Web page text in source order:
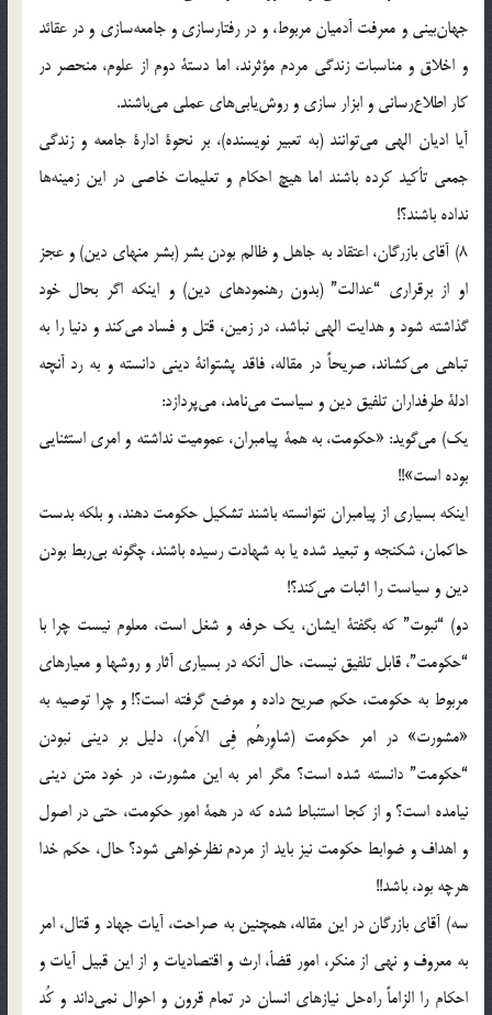
جهان‌بینی‌ و معرفت‌ آدمیان‌ مربوط، و در رفتارسازی‌ و جامعه‌سازی‌ و در عقائد
و اخلاق‌ و مناسبات‌ زندگی‌ مردم‌ مؤ‌ثرند، اما دستة‌ دوم‌ از علوم، منحصر در
کار اطلاع‌رسانی‌ و ابزار سازی‌ و روش‌یابی‌های‌ عملی‌ می‌باشند.
آیا ادیان‌ الهی‌ می‌توانند (به‌ تعبیر نویسنده)، بر نحوة‌ ادارة‌ جامعه‌ و زندگی‌
جمعی‌ تأکید کرده‌ باشند اما هیچ‌ احکام‌ و تعلیمات‌ خاصی‌ در این‌ زمینه‌ها
نداده‌ باشند؟!
8) آقای‌ بازرگان، اعتقاد به‌ جاهل‌ و ظالم‌ بودن‌ بشر (بشر منهای‌ دین) و عجز
او از برقراری‌ “عدالت” (بدون‌ رهنمودهای‌ دین) و اینکه‌ اگر بحال‌ خود
گذاشته‌ شود و هدایت‌ الهی‌ نباشد، در زمین، قتل‌ و فساد می‌کند و دنیا را به‌
تباهی‌ می‌کشاند، صریحاً‌ در مقاله، فاقد پشتوانة‌ دینی‌ دانسته‌ و به‌ رد‌ آنچه‌
ادلة‌ طرفداران‌ تلفیق‌ دین‌ و سیاست‌ می‌نامد، می‌پردازد:
یک) می‌گوید: «حکومت، به‌ همة‌ پیامبران، عمومیت‌ نداشته‌ و امری‌ استثنایی‌
بوده‌ است»!!
اینکه‌ بسیاری‌ از پیامبران‌ نتوانسته‌ باشند تشکیل‌ حکومت‌ دهند، و بلکه‌ بدست‌
حاکمان، شکنجه‌ و تبعید شده‌ یا به‌ شهادت‌ رسیده‌ باشند، چگونه‌ بی‌ربط‌ بودن‌
دین‌ و سیاست‌ را اثبات‌ می‌کند؟!
دو) “نبوت” که‌ بگفتة‌ ایشان، یک‌ حرفه‌ و شغل‌ است، معلوم‌ نیست‌ چرا با
“حکومت”، قابل‌ تلفیق‌ نیست، حال‌ آنکه‌ در بسیاری‌ آثار و روشها و معیارهای‌
مربوط‌ به‌ حکومت، حکم‌ صریح‌ داده‌ و موضع‌ گرفته‌ است؟! و چرا توصیه‌ به‌
«مشورت» در امر حکومت‌ (شاوِرهُم‌ فِی‌ الاَمر)، دلیل‌ بر دینی‌ نبودن‌
“حکومت” دانسته‌ شده‌ است؟ مگر امر به‌ این‌ مشورت، در خود متن‌ دینی‌
نیامده‌ است؟ و از کجا استنباط‌ شده‌ که‌ در همة‌ امور حکومت، حتی‌ در اصول‌
و اهداف‌ و ضوابط‌ حکومت‌ نیز باید از مردم‌ نظرخواهی‌ شود؟ حال، حکم‌ خدا
هرچه‌ بود، باشد!!
سه) آقای‌ بازرگان‌ در این‌ مقاله، همچنین‌ به‌ صراحت، آیات‌ جهاد و قتال، امر
به‌ معروف‌ و نهی‌ از منکر، امور قضأ، ارث‌ و اقتصادیات‌ و از این‌ قبیل‌ آیات‌ و
احکام‌ را الزاماً‌ راه‌حل‌ نیازهای‌ انسان‌ در تمام‌ قرون‌ و احوال‌ نمی‌داند و کُد